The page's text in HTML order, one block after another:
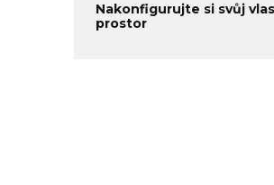
Nakonfigurujte si svůj
prostor